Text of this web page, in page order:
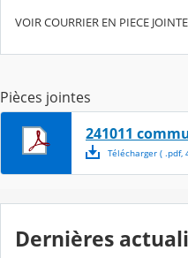
VOIR COURRIER EN PIECE JOINTE
Pièces jointes
241011
Télécharger( .pdf,
Dernières